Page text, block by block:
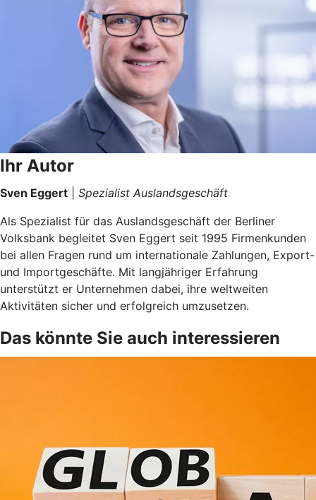
Ihr Autor
Sven Eggert
Spezialist Auslandsgeschäft
Als Spezialist für das Auslandsgeschäft der Berliner
Volksbank begleitet Sven Eggert seit 1995 Firmenkunden
bei allen Fragen rund um internationale Zahlungen, Export-
und Importgeschäfte. Mit langjähriger Erfahrung
unterstützt er Unternehmen dabei, ihre weltweiten
Aktivitäten sicher und erfolgreich umzusetzen.
Das könnte Sie auch interessieren